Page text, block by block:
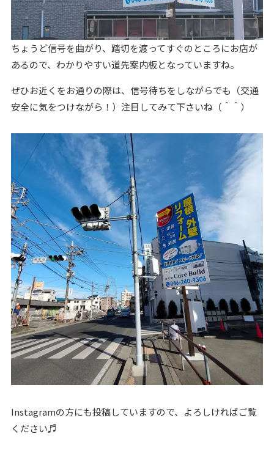
ちょうど信号を曲がり、踏切を渡ってすぐのところにお店が
あるので、わかりやすい道先案内板となっていますね。
ぜひお近くをお通りの際は、信号待ちをしながらでも（交通
安全に気をつけながら！）注目してみて下さいね（＾＾）
Instagramの方にも投稿していますので、よろしければご覧
ください♬